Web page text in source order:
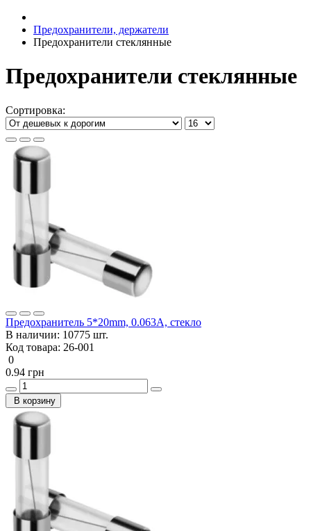
Предохранители, держатели
Предохранители стеклянные
Предохранители стеклянные
Сортировка:
Предохранитель 5*20mm, 0.063A, стекло
В наличии: 10775 шт.
Код товара: 26-001
0
0.94 грн
В корзину